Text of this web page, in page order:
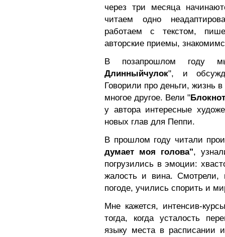
через три месяца
читаем одно
работаем с текстом,
авторские приемы,
В позапрошлом году
Длинныйчулок", и
Говорили про деньги, жизнь
многое другое. Вели "
у автора интересные
новых глав для Пеппи.
В прошлом году читали
думает моя голова",
погрузились в эмоции:
жалость и вина. Смотрели,
погоде, учились спорить и
Мне кажется, интенсив-
тогда, когда усталость
языку места в расписании